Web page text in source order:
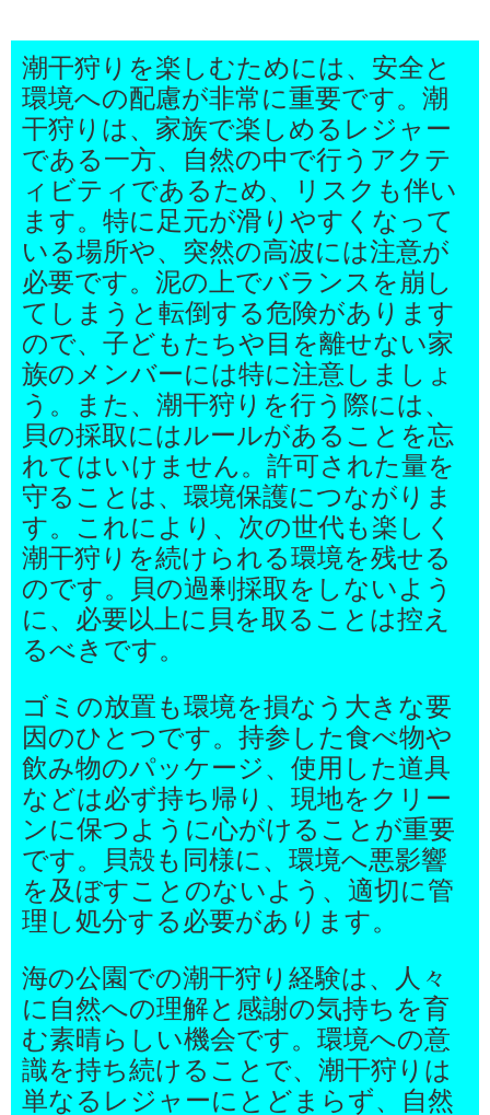
潮干狩りを楽しむためには、安全と
環境への配慮が非常に重要です。潮
干狩りは、家族で楽しめるレジャー
である一方、自然の中で行うアクテ
ィビティであるため、リスクも伴い
ます。特に足元が滑りやすくなって
いる場所や、突然の高波には注意が
必要です。泥の上でバランスを崩し
てしまうと転倒する危険があります
ので、子どもたちや目を離せない家
族のメンバーには特に注意しましょ
う。また、潮干狩りを行う際には、
貝の採取にはルールがあることを忘
れてはいけません。許可された量を
守ることは、環境保護につながりま
す。これにより、次の世代も楽しく
潮干狩りを続けられる環境を残せる
のです。貝の過剰採取をしないよう
に、必要以上に貝を取ることは控え
るべきです。
ゴミの放置も環境を損なう大きな要
因のひとつです。持参した食べ物や
飲み物のパッケージ、使用した道具
などは必ず持ち帰り、現地をクリー
ンに保つように心がけることが重要
です。貝殻も同様に、環境へ悪影響
を及ぼすことのないよう、適切に管
理し処分する必要があります。
海の公園での潮干狩り経験は、人々
に自然への理解と感謝の気持ちを育
む素晴らしい機会です。環境への意
識を持ち続けることで、潮干狩りは
単なるレジャーにとどまらず、自然